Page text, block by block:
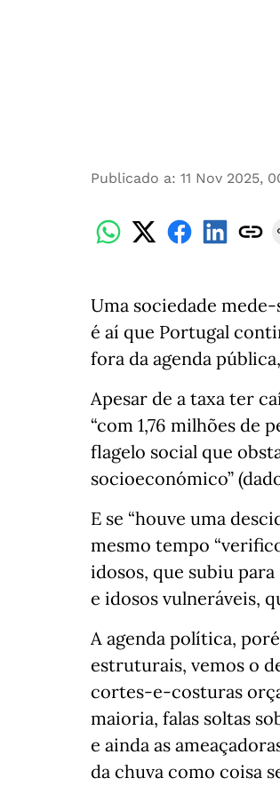
Publicado a: 11 Nov 2025,
Uma sociedade
é aí que Portugal
fora da agenda
Apesar de a taxa ter
“com 1,76 milhões de
flagelo social que
socioeconómico”
E se “houve uma
mesmo tempo
idosos, que subiu para
e idosos vulneráveis,
A agenda política,
estruturais, vemos o
cortes-e-costuras
maioria, falas soltas
e ainda as
da chuva como coisa